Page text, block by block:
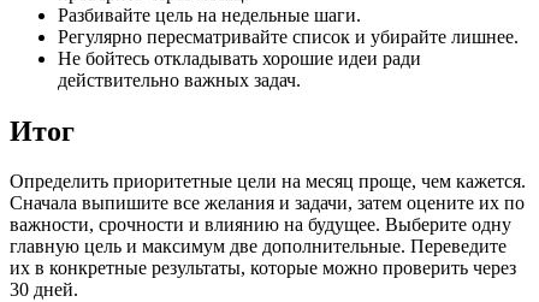
Разбивайте цель на недельные шаги.
Регулярно пересматривайте список и убирайте лишнее.
Не бойтесь откладывать хорошие идеи ради
действительно важных задач.
Итог
Определить приоритетные цели на месяц проще, чем кажется.
Сначала выпишите все желания и задачи, затем оцените их по
важности, срочности и влиянию на будущее. Выберите одну
главную цель и максимум две дополнительные. Переведите
их в конкретные результаты, которые можно проверить через
30 дней.